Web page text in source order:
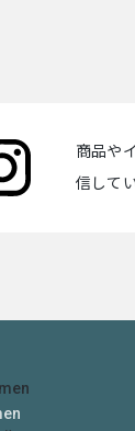
商品や
信して